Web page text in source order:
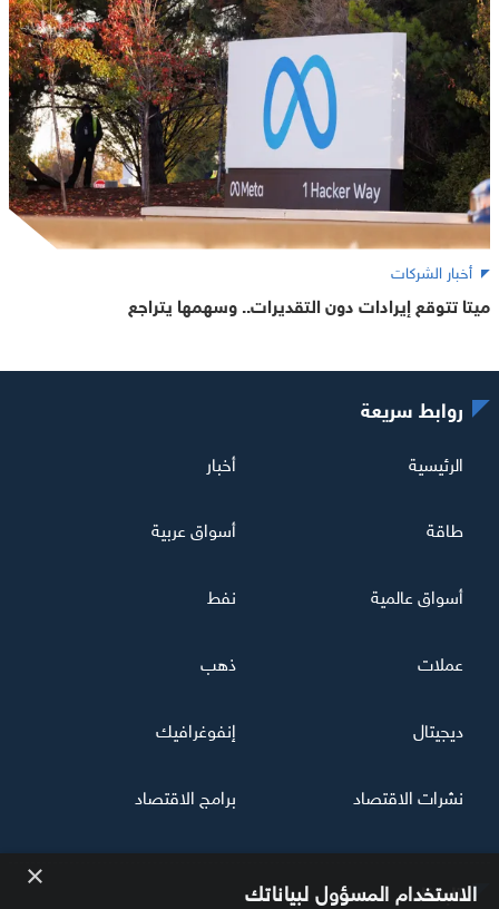
أخبار الشركات
ميتا تتوقع إيرادات دون التقديرات.. وسهمها يتراجع
تابعنا
روابط سريعة
الرئيسية أخبار
طاقة أسواق عربية
أسواق عالمية نفط
عملات ذهب
ديجيتال إنفوغرافيك
نشرات الاقتصاد برامج الاقتصاد
× الاستخدام المسؤول لبياناتك